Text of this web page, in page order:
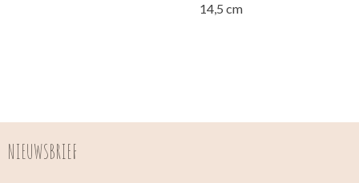
14,5 cm
NIEUWSBRIEF